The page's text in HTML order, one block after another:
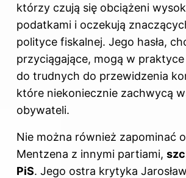
którzy czują się obciążeni
podatkami i oczekują
polityce fiskalnej. Jego hasła,
przyciągające, mogą w
do trudnych do przewidzenia
które niekoniecznie zachwycą
obywateli.
Nie można również zapominać
Mentzena z innymi partiami,
PiS. Jego ostra krytyka